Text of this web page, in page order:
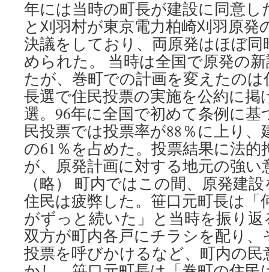
年には当時の町長が建設に同意し
と刈羽村が東京電力柏崎刈羽原発
決議をしており、両原発はほぼ同
められた。 当時は全国で原発の
たが、巻町での計画を変えたの
長選で住民投票の実施を公約に掲
選。96年に全国で初めて条例に
民投票では投票率が88％に上り、
の61％を占めた。投票結果に法
が、原発計画に対する地元の強
（略） 町内ではこの間、原発建
住民は疲弊した。笹口元町長は「
がずっと続いた」と当時を振り
双方が町内各戸にチラシを配り
投票を呼びかけるなど、町内の